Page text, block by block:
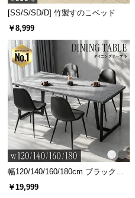
[SS/S/SD/D] 竹製すのこベッド
￥8,999
幅120/140/160/180cm ブラックフ
レーム ダイニング 大理石調 4人掛
￥19,999